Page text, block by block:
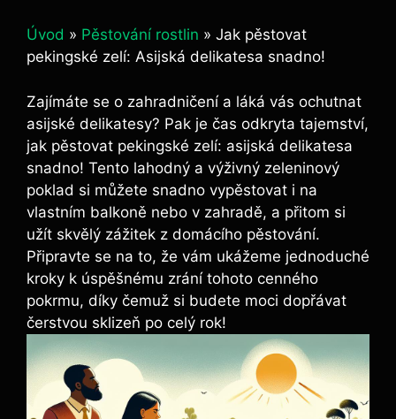
Úvod » Pěstování rostlin » Jak pěstovat
pekingské zelí: Asijská delikatesa snadno!
Zajímáte se o zahradničení a láká vás ochutnat
asijské delikatesy? Pak je čas odkryta tajemství,
jak pěstovat pekingské zelí: asijská delikatesa
snadno! Tento lahodný a výživný zeleninový
poklad si můžete snadno vypěstovat i na
vlastním balkoně nebo v zahradě, a přitom si
užít skvělý zážitek z domácího pěstování.
Připravte se na to, že vám ukážeme jednoduché
kroky k úspěšnému zrání tohoto cenného
pokrmu, díky čemuž si budete moci dopřávat
čerstvou sklizeň po celý rok!